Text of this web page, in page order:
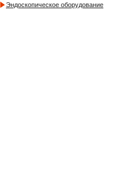
Эндоскопическое оборудование